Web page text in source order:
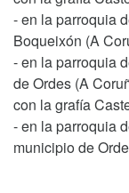
- en la parroquia
Boqueixón (A
- en la parroquia
de Ordes (A
con la grafía
- en la parroquia
municipio de